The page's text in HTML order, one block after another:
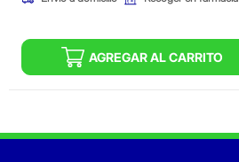
AGREGAR AL CARRITO